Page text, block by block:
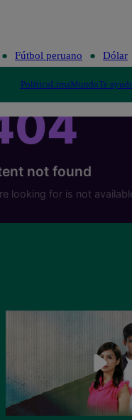
Fútbol peruano Dólar
PolíticaLimaMundoTe